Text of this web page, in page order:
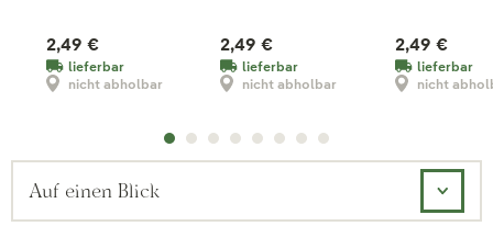
2,49 €
lieferbar
nicht abholbar
2,49 €
lieferbar
nicht abholbar
2,49 €
lieferbar
nicht
Auf einen Blick